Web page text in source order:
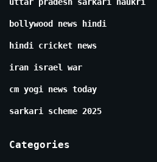
uttar pradesh sarkari naukri
bollywood news hindi
hindi cricket news
iran israel war
cm yogi news today
sarkari scheme 2025
Categories